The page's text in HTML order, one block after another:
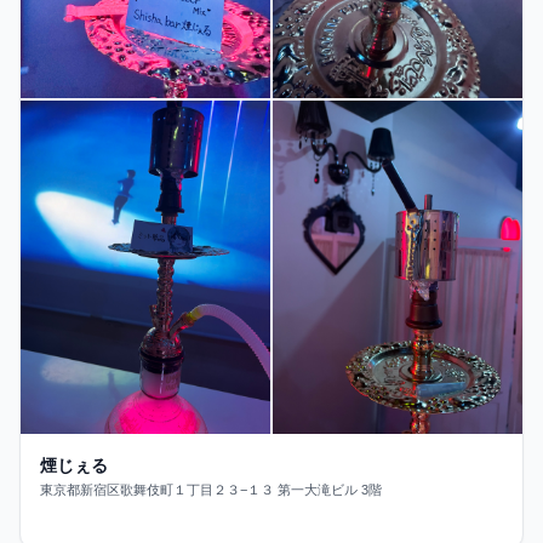
煙じぇる
東京都新宿区歌舞伎町１丁目２３−１３ 第一大滝ビル 3階